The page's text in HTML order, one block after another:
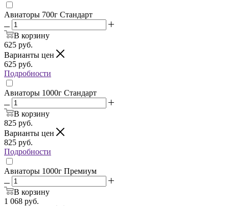
Авиаторы 700г Стандарт
В корзину
625 руб.
Варианты цен
625 руб.
Подробности
Авиаторы 1000г Стандарт
В корзину
825 руб.
Варианты цен
825 руб.
Подробности
Авиаторы 1000г Премиум
В корзину
1 068 руб.